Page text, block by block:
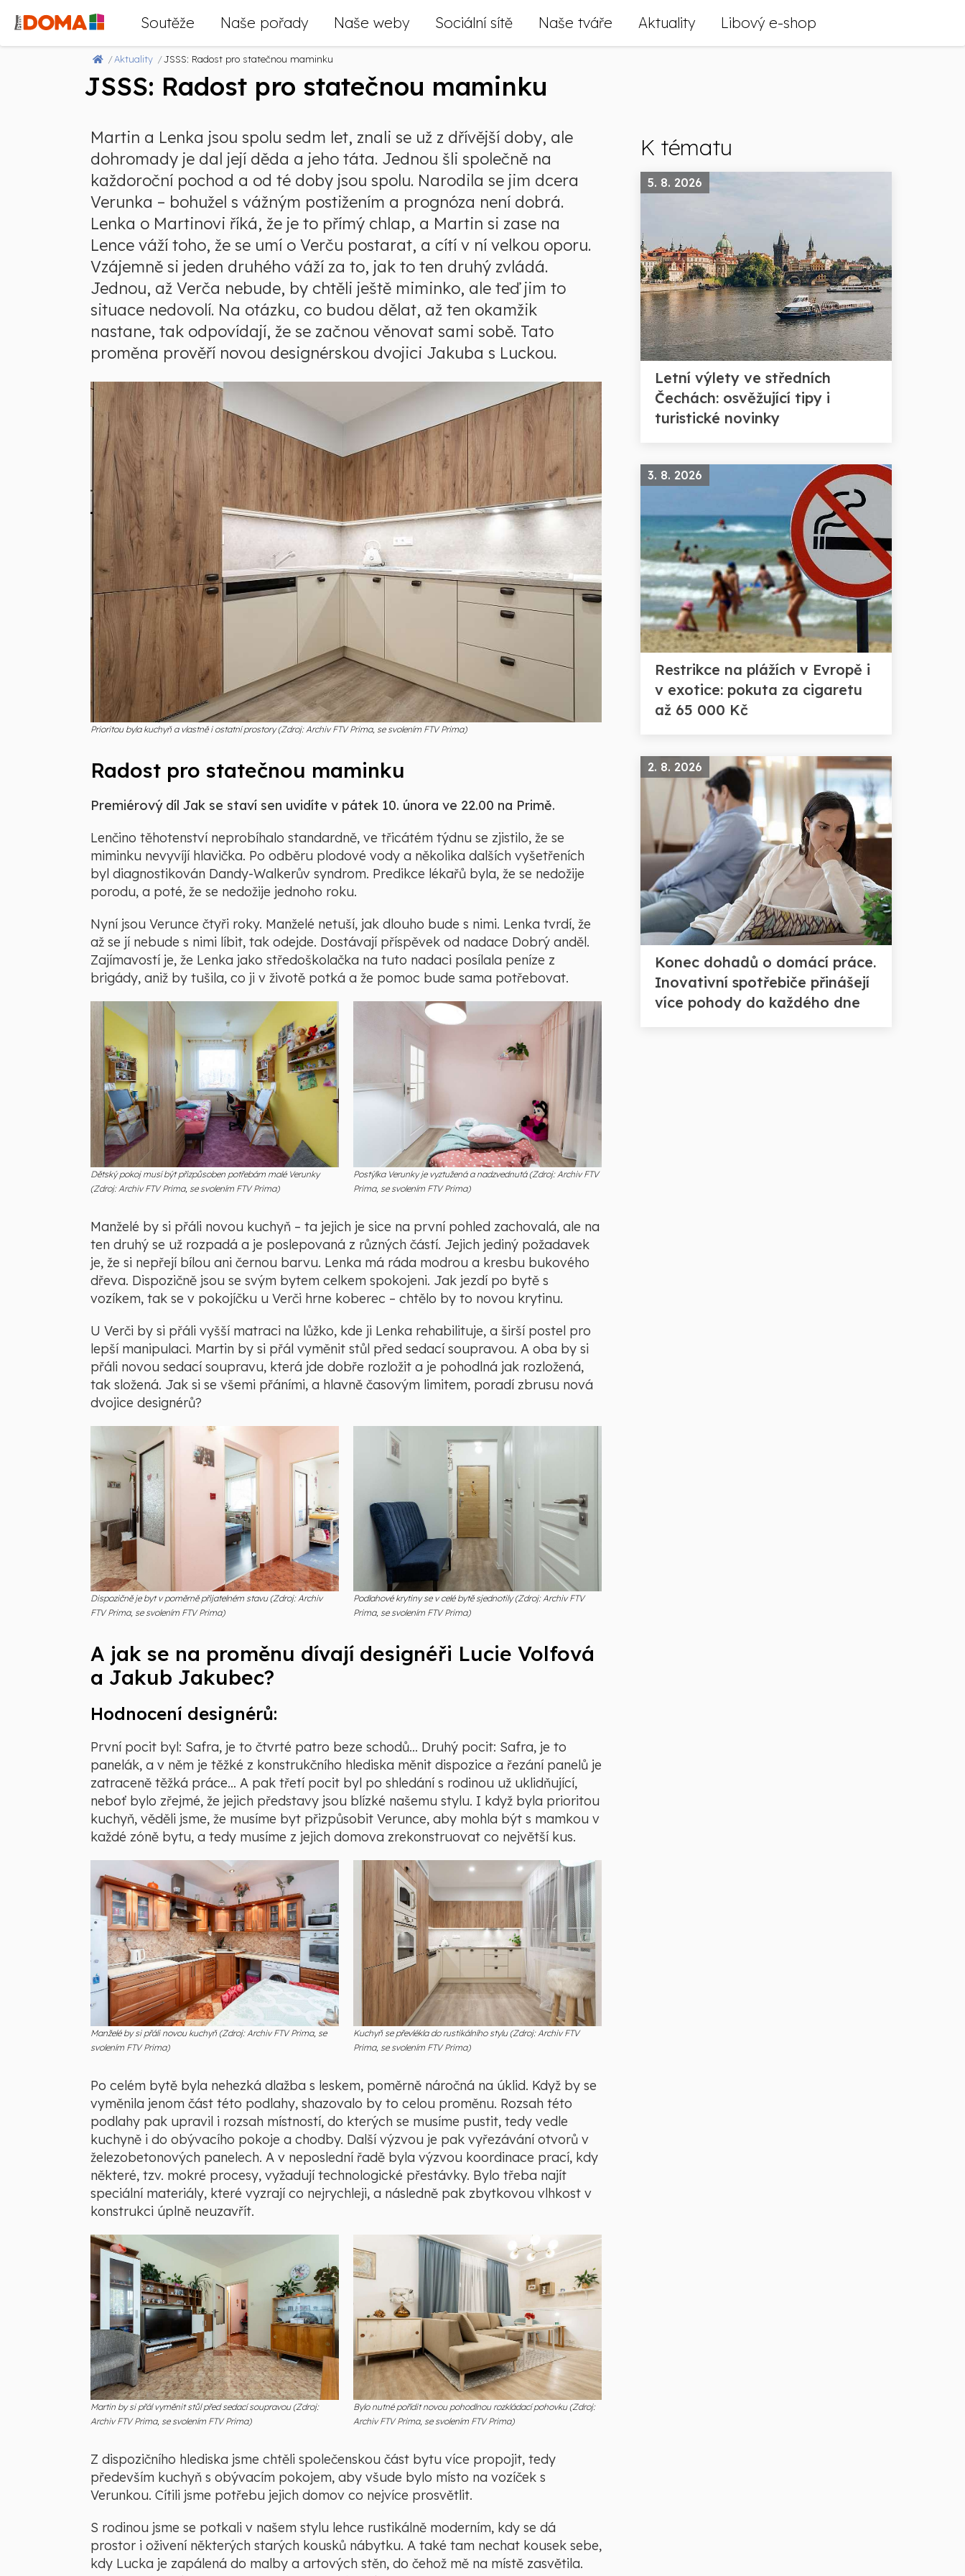
Soutěže Naše pořady Naše weby Sociální sítě Naše tváře Aktuality Libový e-shop
Aktuality JSSS: Radost pro statečnou maminku
JSSS: Radost pro statečnou maminku
Martin a Lenka jsou spolu sedm let, znali se už z dřívější doby, ale
dohromady je dal její děda a jeho táta. Jednou šli společně na
každoroční pochod a od té doby jsou spolu. Narodila se jim dcera
Verunka – bohužel s vážným postižením a prognóza není dobrá.
Lenka o Martinovi říká, že je to přímý chlap, a Martin si zase na
Lence váží toho, že se umí o Verču postarat, a cítí v ní velkou oporu.
Vzájemně si jeden druhého váží za to, jak to ten druhý zvládá.
Jednou, až Verča nebude, by chtěli ještě miminko, ale teď jim to
situace nedovolí. Na otázku, co budou dělat, až ten okamžik
nastane, tak odpovídají, že se začnou věnovat sami sobě. Tato
proměna prověří novou designérskou dvojici Jakuba s Luckou.
Prioritou byla kuchyň a vlastně i ostatní prostory (Zdroj: Archiv FTV Prima, se svolením FTV Prima)
Radost pro statečnou maminku
Premiérový díl Jak se staví sen uvidíte v pátek 10. února ve 22.00 na Primě.
Lenčino těhotenství neprobíhalo standardně, ve třicátém týdnu se zjistilo, že se
miminku nevyvíjí hlavička. Po odběru plodové vody a několika dalších vyšetřeních
byl diagnostikován Dandy-Walkerův syndrom. Predikce lékařů byla, že se nedožije
porodu, a poté, že se nedožije jednoho roku.
Nyní jsou Verunce čtyři roky. Manželé netuší, jak dlouho bude s nimi. Lenka tvrdí, že
až se jí nebude s nimi líbit, tak odejde. Dostávají příspěvek od nadace Dobrý anděl.
Zajímavostí je, že Lenka jako středoškolačka na tuto nadaci posílala peníze z
brigády, aniž by tušila, co ji v životě potká a že pomoc bude sama potřebovat.
Dětský pokoj musí být přizpůsoben potřebám malé Verunky
(Zdroj: Archiv FTV Prima, se svolením FTV Prima)
Postýlka Verunky je vyztužená a nadzvednutá (Zdroj: Archiv FTV
Prima, se svolením FTV Prima)
Manželé by si přáli novou kuchyň – ta jejich je sice na první pohled zachovalá, ale na
ten druhý se už rozpadá a je poslepovaná z různých částí. Jejich jediný požadavek
je, že si nepřejí bílou ani černou barvu. Lenka má ráda modrou a kresbu bukového
dřeva. Dispozičně jsou se svým bytem celkem spokojeni. Jak jezdí po bytě s
vozíkem, tak se v pokojíčku u Verči hrne koberec – chtělo by to novou krytinu.
U Verči by si přáli vyšší matraci na lůžko, kde ji Lenka rehabilituje, a širší postel pro
lepší manipulaci. Martin by si přál vyměnit stůl před sedací soupravou. A oba by si
přáli novou sedací soupravu, která jde dobře rozložit a je pohodlná jak rozložená,
tak složená. Jak si se všemi přáními, a hlavně časovým limitem, poradí zbrusu nová
dvojice designérů?
Dispozičně je byt v poměrně přijatelném stavu (Zdroj: Archiv
FTV Prima, se svolením FTV Prima)
Podlahové krytiny se v celé bytě sjednotily (Zdroj: Archiv FTV
Prima, se svolením FTV Prima)
A jak se na proměnu dívají designéři Lucie Volfová
a Jakub Jakubec?
Hodnocení designérů:
První pocit byl: Safra, je to čtvrté patro beze schodů… Druhý pocit: Safra, je to
panelák, a v něm je těžké z konstrukčního hlediska měnit dispozice a řezání panelů je
zatraceně těžká práce… A pak třetí pocit byl po shledání s rodinou už uklidňující,
neboť bylo zřejmé, že jejich představy jsou blízké našemu stylu. I když byla prioritou
kuchyň, věděli jsme, že musíme byt přizpůsobit Verunce, aby mohla být s mamkou v
každé zóně bytu, a tedy musíme z jejich domova zrekonstruovat co největší kus.
Manželé by si přáli novou kuchyň (Zdroj: Archiv FTV Prima, se
svolením FTV Prima)
Kuchyň se převlékla do rustikálního stylu (Zdroj: Archiv FTV
Prima, se svolením FTV Prima)
Po celém bytě byla nehezká dlažba s leskem, poměrně náročná na úklid. Když by se
vyměnila jenom část této podlahy, shazovalo by to celou proměnu. Rozsah této
podlahy pak upravil i rozsah místností, do kterých se musíme pustit, tedy vedle
kuchyně i do obývacího pokoje a chodby. Další výzvou je pak vyřezávání otvorů v
železobetonových panelech. A v neposlední řadě byla výzvou koordinace prací, kdy
některé, tzv. mokré procesy, vyžadují technologické přestávky. Bylo třeba najít
speciální materiály, které vyzrají co nejrychleji, a následně pak zbytkovou vlhkost v
konstrukci úplně neuzavřít.
Martin by si přál vyměnit stůl před sedací soupravou (Zdroj:
Archiv FTV Prima, se svolením FTV Prima)
Bylo nutné pořídit novou pohodlnou rozkládací pohovku (Zdroj:
Archiv FTV Prima, se svolením FTV Prima)
Z dispozičního hlediska jsme chtěli společenskou část bytu více propojit, tedy
především kuchyň s obývacím pokojem, aby všude bylo místo na vozíček s
Verunkou. Cítili jsme potřebu jejich domov co nejvíce prosvětlit.
S rodinou jsme se potkali v našem stylu lehce rustikálně moderním, kdy se dá
prostor i oživení některých starých kousků nábytku. A také tam nechat kousek sebe,
kdy Lucka je zapálená do malby a artových stěn, do čehož mě na místě zasvětila.
K tématu
5. 8. 2026
Letní výlety ve středních
Čechách: osvěžující tipy i
turistické novinky
3. 8. 2026
Restrikce na plážích v Evropě i
v exotice: pokuta za cigaretu
až 65 000 Kč
2. 8. 2026
Konec dohadů o domácí práce.
Inovativní spotřebiče přinášejí
více pohody do každého dne